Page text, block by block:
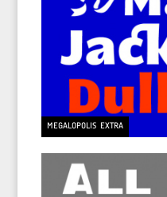
MEGALOPOLIS EXTRA